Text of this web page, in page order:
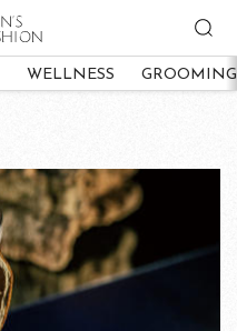
WELLNESS GROOMING